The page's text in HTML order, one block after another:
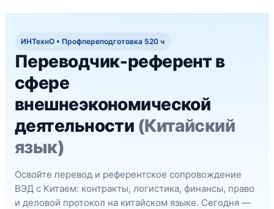
ИНТехнО • Профпереподготовка 520 ч
Переводчик‑референт в
сфере
внешнеэкономической
деятельности (Китайский
язык)
Освойте перевод и референтское сопровождение
ВЭД с Китаем: контракты, логистика, финансы, право
и деловой протокол на китайском языке. Сегодня —